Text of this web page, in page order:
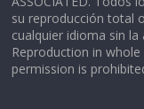
su reproducción total
cualquier idioma sin
Reproduction in
permission is